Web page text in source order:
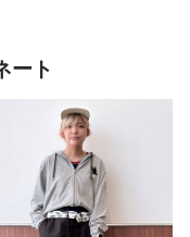
ート